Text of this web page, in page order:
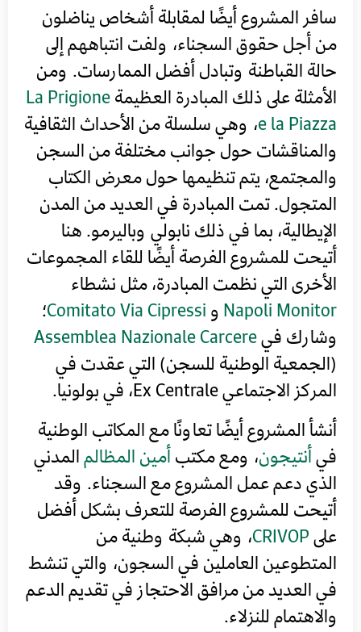
سافر المشروع أيضًا لمقابلة أشخاص يناضلون
من أجل حقوق السجناء، ولفت انتباههم إلى
حالة القباطنة وتبادل أفضل الممارسات. ومن
الأمثلة على ذلك المبادرة العظيمةLa Prigione
e la Piazza، وهي سلسلة من الأحداث الثقافية
والمناقشات حول جوانب مختلفة من السجن
والمجتمع، يتم تنظيمها حول معرض الكتاب
المتجول. تمت المبادرة في العديد من المدن
الإيطالية، بما في ذلك نابولي وباليرمو. هنا
أتيحت للمشروع الفرصة أيضًا للقاء المجموعات
الأخرى التي نظمت المبادرة، مثل نشطاء
Napoli MonitorوComitato Via Cipressi؛
وشارك فيAssemblea Nazionale Carcere
(الجمعية الوطنية للسجن) التي عقدت في
المركز الاجتماعي Ex Centrale، في بولونيا.
أنشأ المشروع أيضًا تعاونًا مع المكاتب الوطنية
فيأنتيجون، ومع مكتبأمين المظالمالمدني
الذي دعم عمل المشروع مع السجناء. وقد
أتيحت للمشروع الفرصة للتعرف بشكل أفضل
علىCRIVOP، وهي شبكة وطنية من
المتطوعين العاملين في السجون، والتي تنشط
في العديد من مرافق الاحتجاز في تقديم الدعم
والاهتمام للنزلاء.